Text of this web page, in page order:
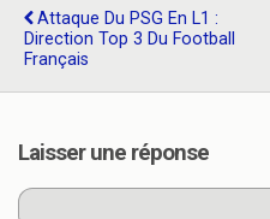
Attaque Du PSG En L1 :
Direction Top 3 Du Football
Français
Laisser une réponse